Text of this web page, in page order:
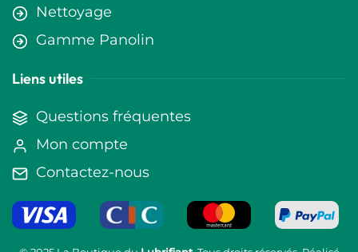
Nettoyage
Gamme Panolin
Liens utiles
Questions fréquentes
Mon compte
Contactez-nous